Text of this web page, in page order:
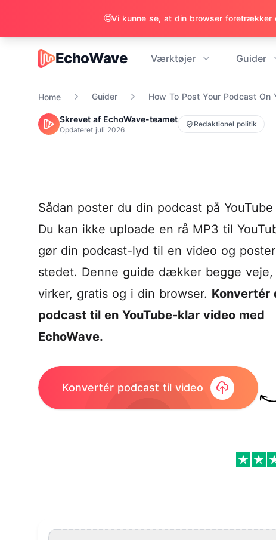
EchoWave
EchoWave Værktøjer Guider
Home Guider How To Post Your Podcast On
Skrevet af EchoWave-teamet
Opdateret juli 2026
Redaktionel politik
Sådan poster du din podcast på
Du kan ikke uploade en rå MP3 til
gør din podcast-lyd til en video og
stedet. Denne guide dækker begge veje,
virker, gratis og i din browser. Konvertér
podcast til en YouTube-klar video med
EchoWave.
Konvertér podcast til video
🌐Vi kunne se, at din browser foretrækker